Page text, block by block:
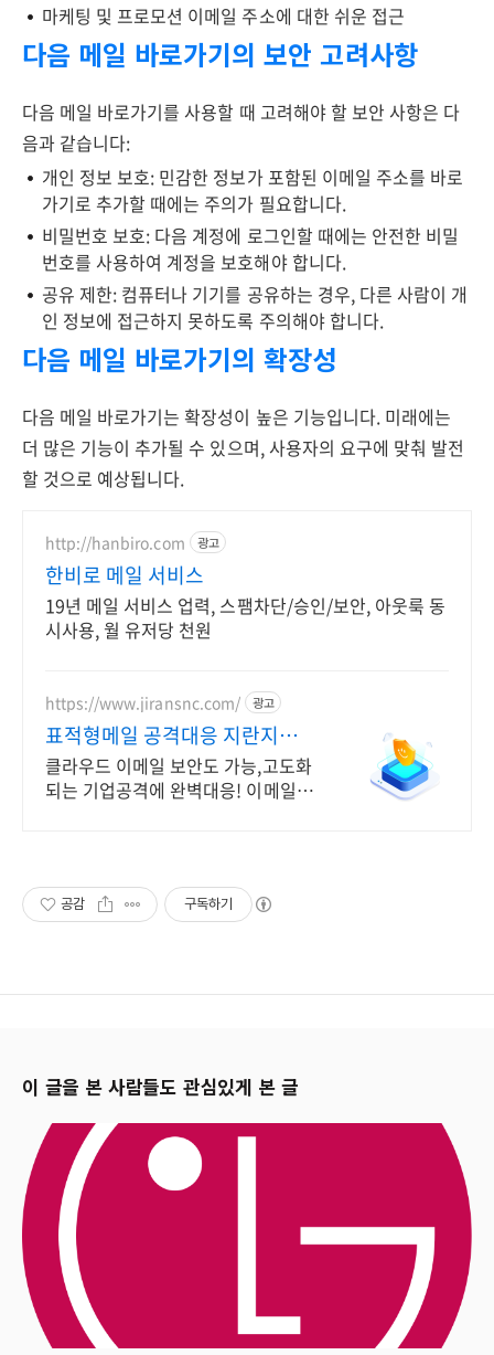
마케팅 및 프로모션 이메일 주소에 대한 쉬운 접근
다음 메일 바로가기의 보안 고려사항
다음 메일 바로가기를 사용할 때 고려해야 할 보안 사항은 다
음과 같습니다:
개인 정보 보호: 민감한 정보가 포함된 이메일 주소를 바로
가기로 추가할 때에는 주의가 필요합니다.
비밀번호 보호: 다음 계정에 로그인할 때에는 안전한 비밀
번호를 사용하여 계정을 보호해야 합니다.
공유 제한: 컴퓨터나 기기를 공유하는 경우, 다른 사람이 개
인 정보에 접근하지 못하도록 주의해야 합니다.
다음 메일 바로가기의 확장성
다음 메일 바로가기는 확장성이 높은 기능입니다. 미래에는
더 많은 기능이 추가될 수 있으며, 사용자의 요구에 맞춰 발전
할 것으로 예상됩니다.
http://hanbiro.com 광고
한비로 메일 서비스
19년 메일 서비스 업력, 스팸차단/승인/보안, 아웃룩 동
시사용, 월 유저당 천원
https://www.jiransnc.com/ 광고
표적형메일 공격대응 지란지교
IT 보안솔루션 전문기업
클라우드 이메일 보안도 가능,고도화
되는 기업공격에 완벽대응! 이메일
공감 구독하기
이 글을 본 사람들도 관심있게 본 글